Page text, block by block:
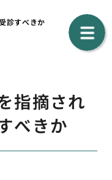
診すべきか
指摘され
べきか